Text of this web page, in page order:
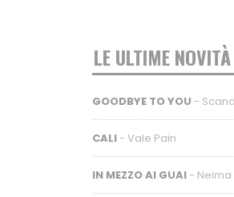
LE ULTIME NOVITÀ
GOODBYE TO YOU -
CALI - Vale Pain
IN MEZZO AI GUAI - Neima